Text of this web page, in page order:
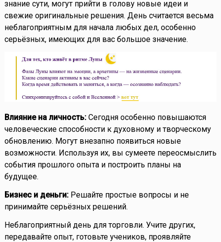
знание сути, могут прийти в голову новые идеи и
свежие оригинальные решения. День считается весьма
неблагоприятным для начала любых дел, особенно
серьёзных, имеющих для вас большое значение.
Влияние на личность:Сегодня особенно повышаются
человеческие способности к духовному и творческому
обновлению. Могут внезапно появиться новые
возможности. Используя их, вы сумеете переосмыслить
события прошлого опыта и построить планы на
будущее.
Бизнес и деньги:Решайте простые вопросы и не
принимайте серьёзных решений.
Неблагоприятный день для торговли. Учите других,
передавайте опыт, готовьте учеников, проявляйте